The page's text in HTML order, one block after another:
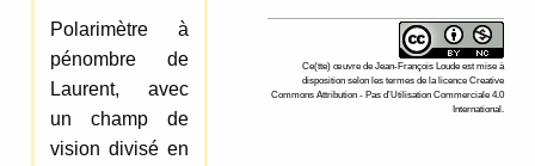
Polarimètre à
pénombre de
Laurent, avec
un champ de
vision divisé en
Ce(tte) œuvre de Jean-François Loude est mise à
disposition selon les termes de la licence Creative
Commons Attribution - Pas d’Utilisation Commerciale 4.0
International.